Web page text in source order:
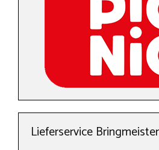
Lieferservice Bringmeister